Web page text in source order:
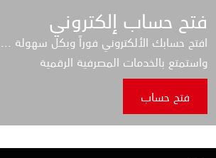
فتح حساب إلكتروني
افتح حسابك الألكتروني فوراً وبكل
واستمتع بالخدمات المصرفية الرقمية
فتح حساب